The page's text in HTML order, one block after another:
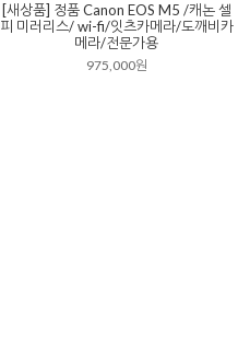
[새상품] 정품 Canon EOS M5 /캐논 셀
피 미러리스/ wi-fi/잇츠카메라/도깨비카
메라/전문가용
975,000원